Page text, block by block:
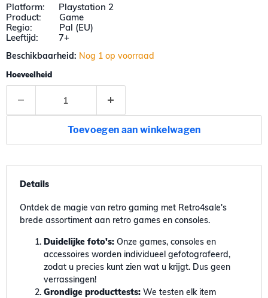
Platform: Playstation 2
Product: Game
Regio: Pal (EU)
Leeftijd: 7+
Beschikbaarheid: Nog 1 op voorraad
Hoeveelheid
Toevoegen aan winkelwagen
Details
Ontdek de magie van retro gaming met Retro4sale's
brede assortiment aan retro games en consoles.
Duidelijke foto's:Onze games, consoles en
accessoires worden individueel gefotografeerd,
zodat u precies kunt zien wat u krijgt. Dus geen
verrassingen!
Grondige producttests:We testen elk item